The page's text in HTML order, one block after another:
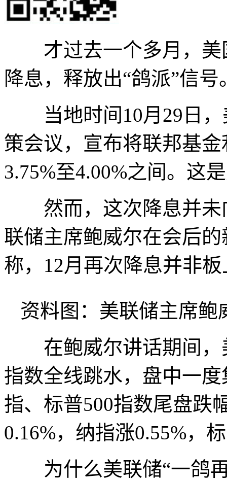
才过去一个多月，美
降息，释放出“鸽派”信号
当地时间10月29日，
策会议，宣布将联邦基
3.75%至4.00%之间。这
然而，这次降息并未
联储主席鲍威尔在会后
称，12月再次降息并非
资料图：美联储主席鲍
在鲍威尔讲话期间，
指数全线跳水，盘中一
指、标普500指数尾盘跌
0.16%，纳指涨0.55%，
为什么美联储“一鸽再